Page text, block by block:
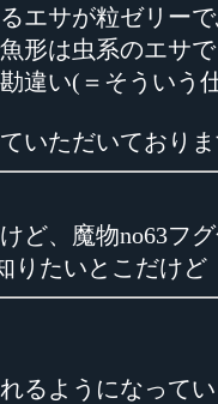
エサが粒ゼリーで
形は虫系のエサ
違い(＝そういう
いただいておりま
ど、魔物no63フ
りたいとこだけど
るようになってい